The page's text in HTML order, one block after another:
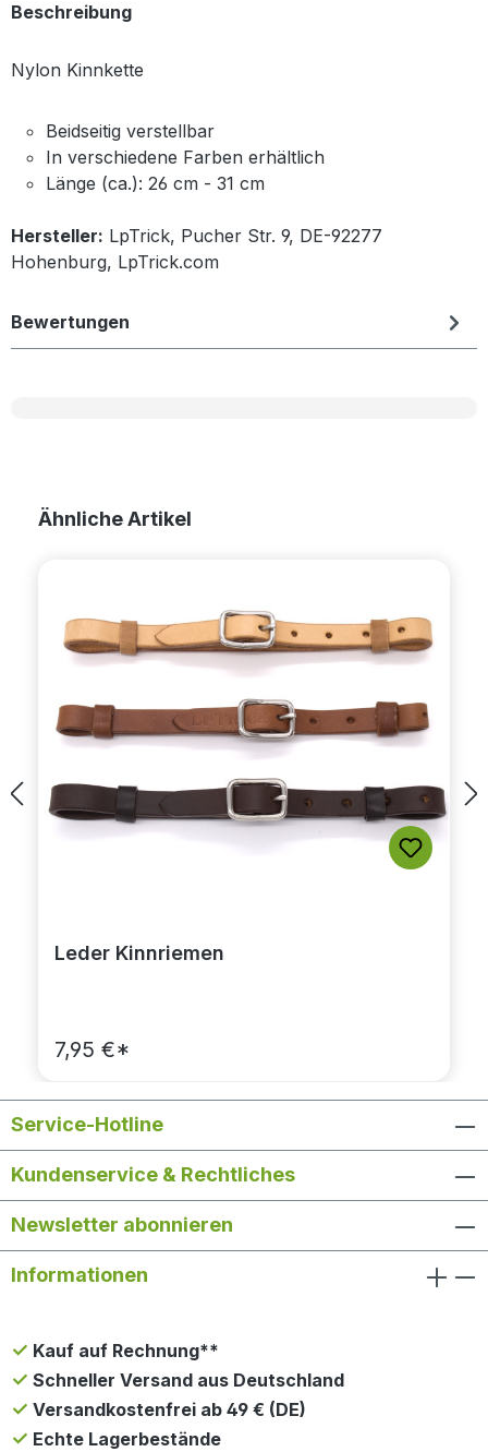
Beschreibung
Nylon Kinnkette
Beidseitig verstellbar
In verschiedene Farben erhältlich
Länge (ca.): 26 cm - 31 cm
Hersteller: LpTrick, Pucher Str. 9, DE-92277
Hohenburg, LpTrick.com
Bewertungen
Produktgalerie überspringen
Ähnliche Artikel
Leder Kinnriemen
7,95 €*
Service-Hotline
Kundenservice & Rechtliches
Newsletter abonnieren
Informationen
Kauf auf Rechnung**
Schneller Versand aus Deutschland
Versandkostenfrei ab 49 € (DE)
Echte Lagerbestände